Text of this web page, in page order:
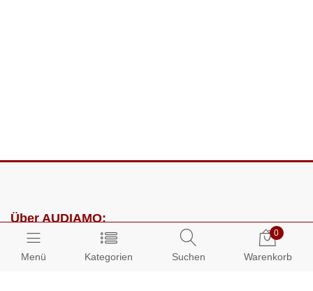
Menü Kategorien Suchen
0
Warenkorb
Über AUDIAMO:
Impressum